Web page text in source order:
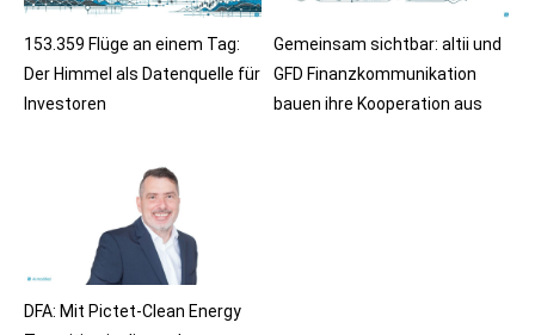
153.359 Flüge an einem Tag:
Der Himmel als Datenquelle für
Investoren
Gemeinsam sichtbar: altii und
GFD Finanzkommunikation
bauen ihre Kooperation aus
DFA: Mit Pictet-Clean Energy